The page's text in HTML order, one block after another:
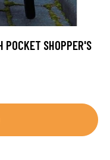
POCKET SHOPPER'S